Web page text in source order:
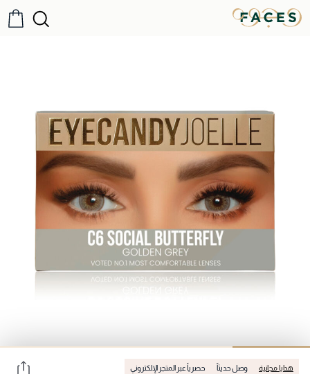
هدايا مجانية وصل حديثاً حصرياً عبر المتجر الإلكتروني